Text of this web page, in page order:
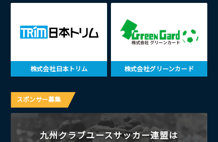
株式会社日本トリム 株式会社グリーンカード
スポンサー募集
九州クラブユースサッカー連盟は